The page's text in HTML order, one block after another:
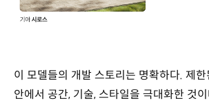
이 모델들의 개발 스토리는 명확하다. 제한
안에서 공간, 기술, 스타일을 극대화한 것